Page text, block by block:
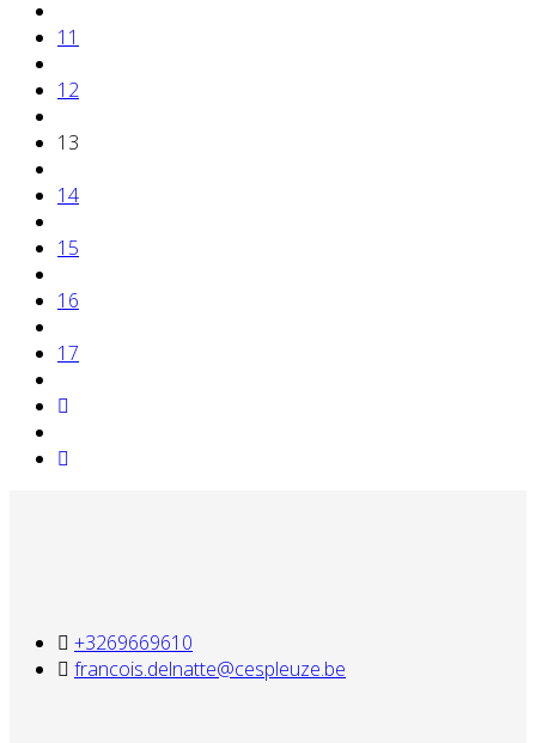
11
12
13
14
15
16
17
+3269669610
francois.delnatte@cespleuze.be